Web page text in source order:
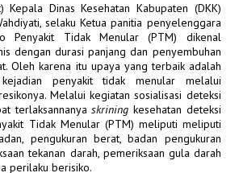
Kepala Dinas Kesehatan Kabupaten (DKK)
selaku Ketua panitia penyelenggara
Penyakit Tidak Menular (PTM) dikenal
dengan durasi panjang dan penyembuhan
Oleh karena itu upaya yang terbaik adalah
penyakit tidak menular melalui
Melalui kegiatan sosialisasi deteksi
terlaksannanyaskrining kesehatan deteksi
Tidak Menular (PTM) meliputi meliputi
pengukuran berat, badan pengukuran
tekanan darah, pemeriksaan gula darah
perilaku berisiko.